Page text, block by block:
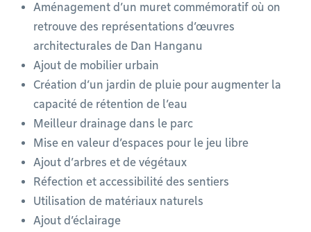
Aménagement d’un muret commémoratif où on
retrouve des représentations d’œuvres
architecturales de Dan Hanganu
Ajout de mobilier urbain
Création d’un jardin de pluie pour augmenter la
capacité de rétention de l’eau
Meilleur drainage dans le parc
Mise en valeur d’espaces pour le jeu libre
Ajout d’arbres et de végétaux
Réfection et accessibilité des sentiers
Utilisation de matériaux naturels
Ajout d’éclairage